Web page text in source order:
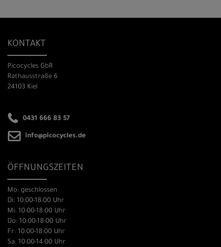
KONTAKT
Picocycles GbR
Rathausstraße 6
24103 Kiel
0431 666 83 57
info@picocycles.de
ÖFFNUNGSZEITEN
Mo: geschlossen
Di: 10:00-18:00 Uhr
Mi: 10:00-18:00 Uhr
Do: 10:00-18:00 Uhr
Fr: 10:00-18:00 Uhr
Sa: 10:00-14:00 Uhr